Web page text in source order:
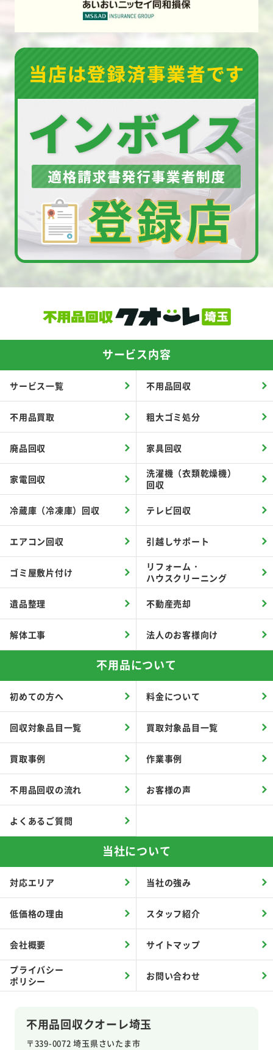
不用品回収クオーレ埼玉
〒339-0072 埼玉県さいたま市
サービス内容
サービス一覧 不用品回収
不用品買取 粗大ゴミ処分
廃品回収 家具回収
家電回収
洗濯機（衣類乾燥機）
回収
冷蔵庫（冷凍庫）回収 テレビ回収
エアコン回収 引越しサポート
ゴミ屋敷片付け
リフォーム・
ハウスクリーニング
遺品整理 不動産売却
解体工事 法人のお客様向け
不用品について
初めての方へ 料金について
回収対象品目一覧 買取対象品目一覧
買取事例 作業事例
不用品回収の流れ お客様の声
よくあるご質問
当社について
対応エリア 当社の強み
低価格の理由 スタッフ紹介
会社概要 サイトマップ
プライバシー
ポリシー
お問い合わせ